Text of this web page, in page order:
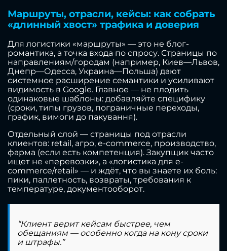
Маршруты, отрасли, кейсы: как собрать
«длинный хвост» трафика и доверия
Для логистики «маршруты» — это не блог-
романтика, а точка входа по спросу. Страницы по
направлениям/городам (например, Киев—Львов,
Днепр—Одесса, Украина—Польша) дают
системное расширение семантики и усиливают
видимость в Google. Главное — не плодить
одинаковые шаблоны: добавляйте специфику
(сроки, типы грузов, пограничные переходы,
график, вимоги до пакування).
Отдельный слой — страницы под отрасли
клиентов: retail, агро, e-commerce, производство,
фарма (если есть компетенция). Закупщик часто
ищет не «перевозки», а «логистика для e-
commerce/retail» — и ждёт, что вы знаете их боль:
пики, паллетность, возвраты, требования к
температуре, документооборот.
“Клиент верит кейсам быстрее, чем
обещаниям — особенно когда на кону сроки
и штрафы.”